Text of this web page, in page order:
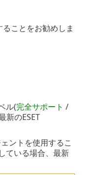
ことをお勧めしま
ル(完全サポート /
新のESET
ントを使用するこ
ている場合、最新